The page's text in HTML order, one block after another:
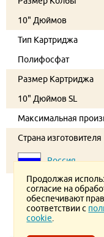
10" Дюймов
Тип Картриджа
Полифосфат
Размер Картриджа
10" Дюймов SL
Максимальная
Страна изготовителя
Россия
Продолжая
согласие на
обеспечивают
соответствии с
cookie